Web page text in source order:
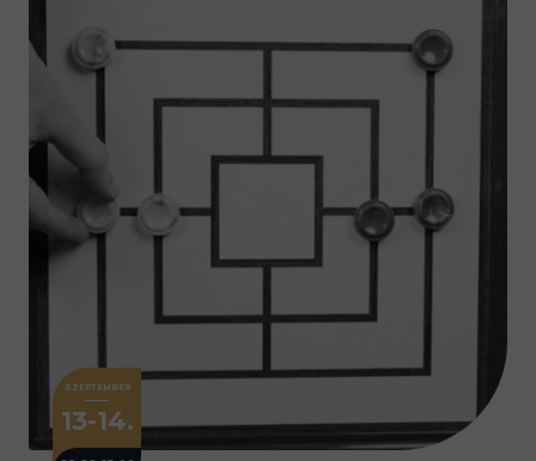
SZEPTEMBER
13-14.